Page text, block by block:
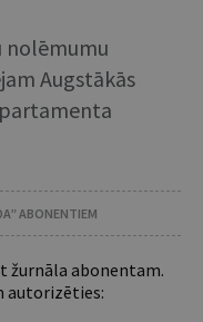
nolēmumu
Augstākās
ABONENTIEM
žurnāla abonentam.
autorizēties: